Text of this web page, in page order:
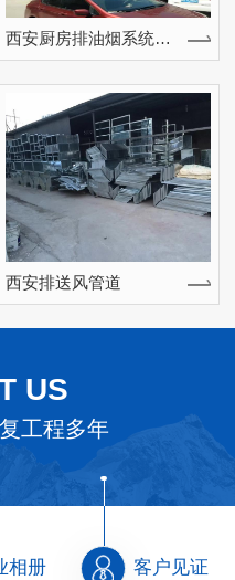
西安厨房排油烟系统安装工程
西安排送风管道
US
工程多年
相册 客户见证